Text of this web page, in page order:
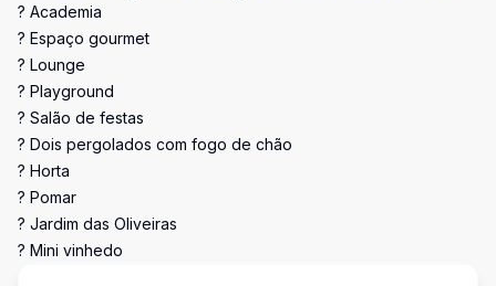
? Academia
? Espaço gourmet
? Lounge
? Playground
? Salão de festas
? Dois pergolados com fogo de chão
? Horta
? Pomar
? Jardim das Oliveiras
? Mini vinhedo